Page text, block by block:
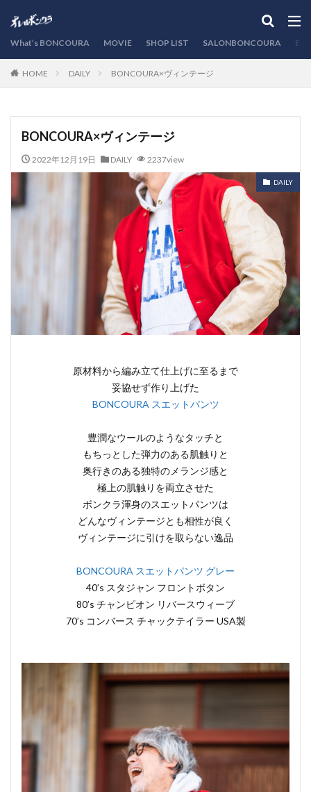
What’s BONCOURA MOVIE SHOP LIST SALONBONCOURA
HOME DAILY BONCOURA×ヴィンテージ
BONCOURA×ヴィンテージ
2022年12月19日 DAILY 2237view
DAILY
原材料から編み立て仕上げに至るまで
妥協せず作り上げた
BONCOURA スエットパンツ
豊潤なウールのようなタッチと
もちっとした弾力のある肌触りと
奥行きのある独特のメランジ感と
極上の肌触りを両立させた
ボンクラ渾身のスエットパンツは
どんなヴィンテージとも相性が良く
ヴィンテージに引けを取らない逸品
BONCOURA スエットパンツ グレー
40’s スタジャン フロントボタン
80’s チャンピオン リバースウィーブ
70’s コンバース チャックテイラー USA製
カテゴリー
検索